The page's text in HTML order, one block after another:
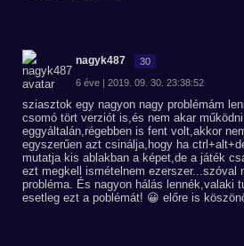
nagyk487 30
6 éve | 2019. 09. 30. 23:38:52
sziasztok egy nagyon nagy problémám
csomó tört verziót is,és nem akar
eggyáltalán,régebben is fent volt,akkor
egyszerűen azt csinálja,hogy ha
mutatja kis ablakban a képet,de a játék
ezt megkell ismételnem ezerszer...szóval
probléma. És nagyon hálás lennék,valaki
esetleg ezt a poblémát! 😀 előre is